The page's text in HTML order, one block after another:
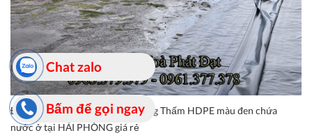
Địa chỉ bán Màng Bạt Nhựa Chống Thấm HDPE màu đen chứa
nước ở tại HẢI PHÒNG giá rẻ
Bấm để gọi ngay
Chat zalo